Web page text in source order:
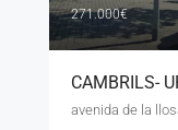
271.000€
avenida de la